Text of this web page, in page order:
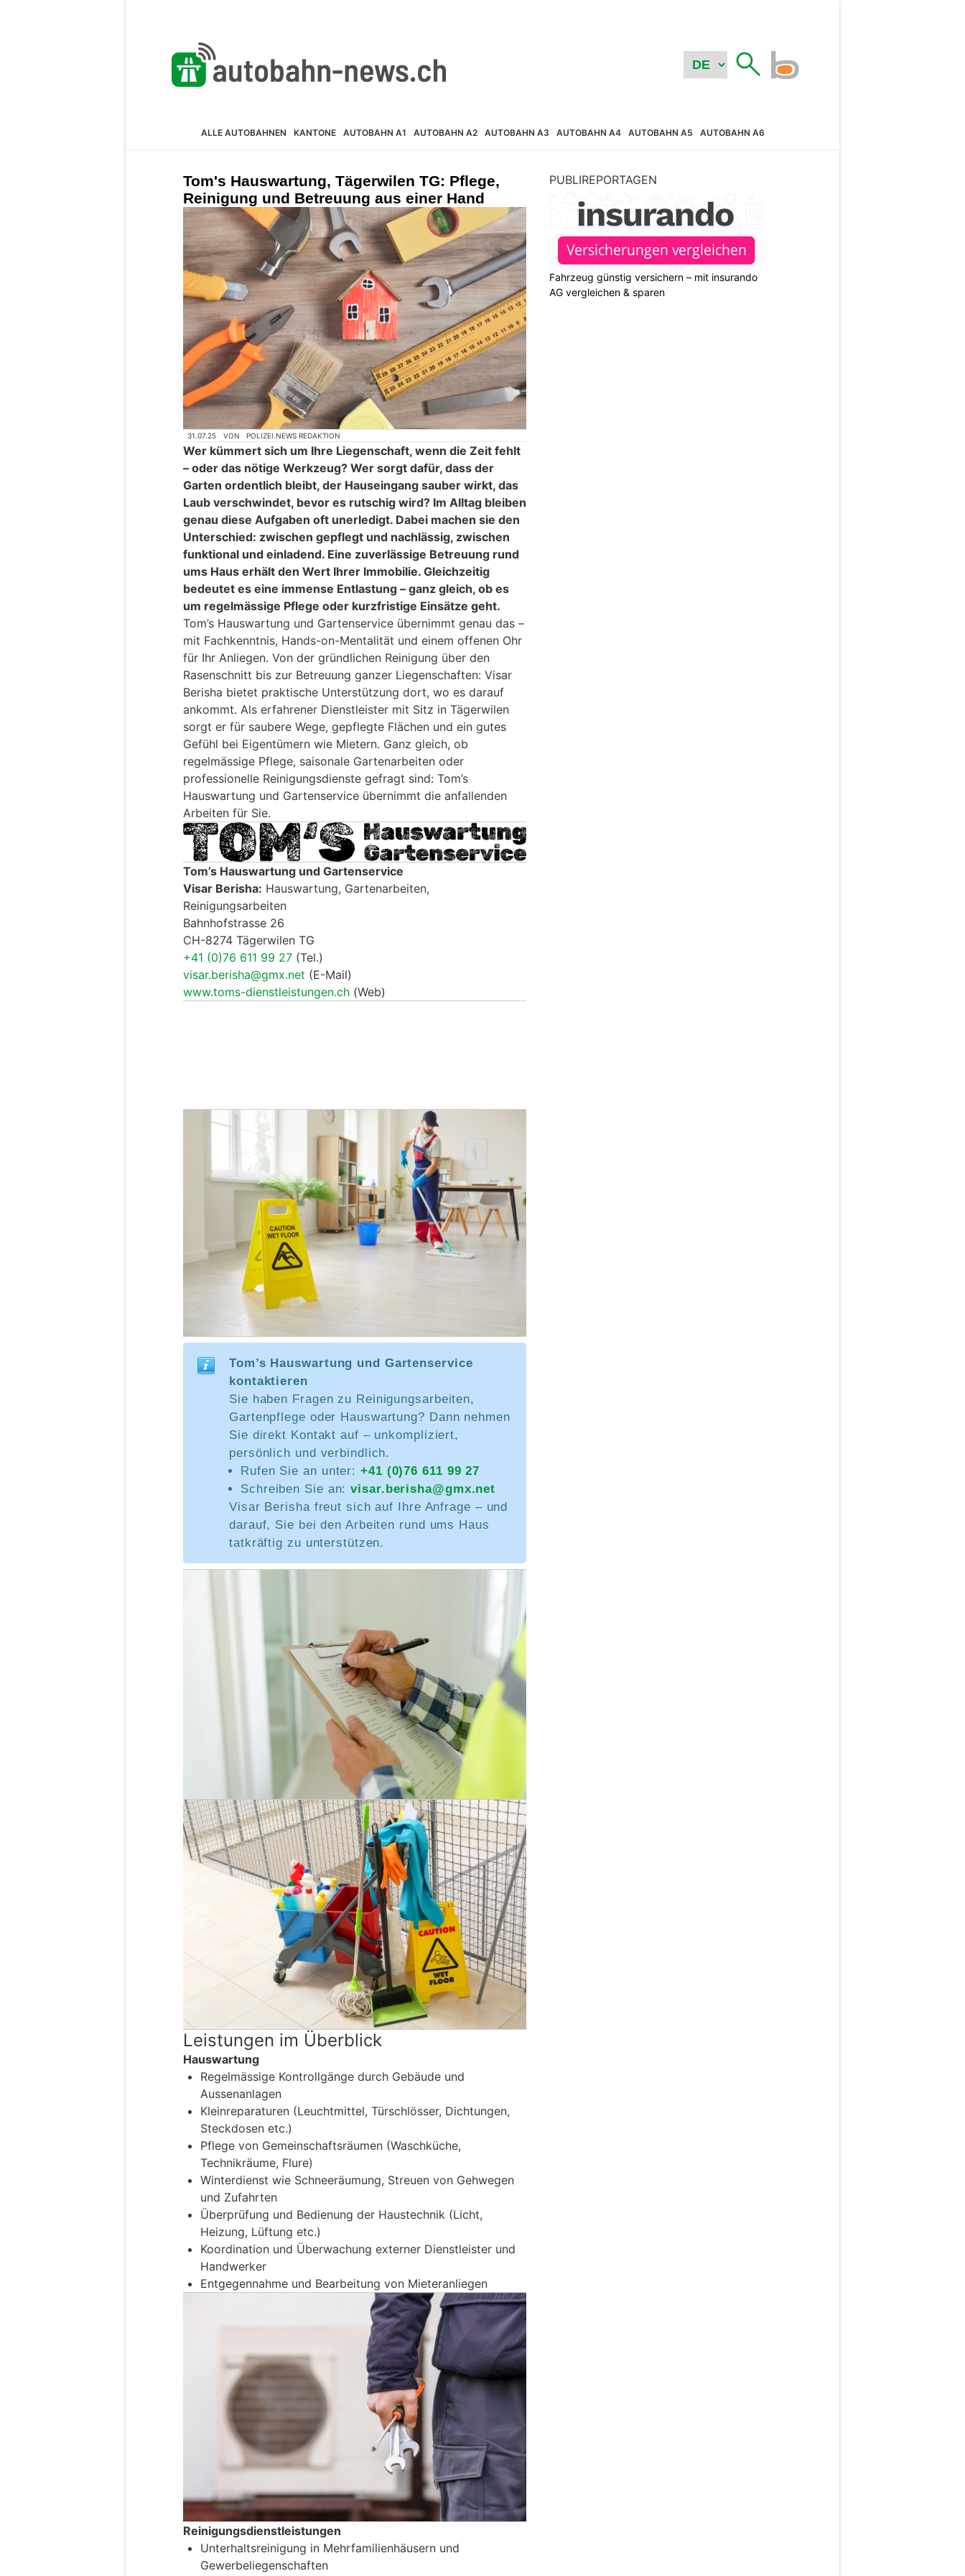
ALLE AUTOBAHNEN KANTONE AUTOBAHN A1 AUTOBAHN A2 AUTOBAHN A3 AUTOBAHN A4 AUTOBAHN A5 AUTOBAHN A6
Tom's Hauswartung, Tägerwilen TG: Pflege,
Reinigung und Betreuung aus einer Hand
31.07.25 VON POLIZEI.NEWS REDAKTION
Wer kümmert sich um Ihre Liegenschaft, wenn die Zeit fehlt
– oder das nötige Werkzeug? Wer sorgt dafür, dass der
Garten ordentlich bleibt, der Hauseingang sauber wirkt, das
Laub verschwindet, bevor es rutschig wird? Im Alltag bleiben
genau diese Aufgaben oft unerledigt. Dabei machen sie den
Unterschied: zwischen gepflegt und nachlässig, zwischen
funktional und einladend. Eine zuverlässige Betreuung rund
ums Haus erhält den Wert Ihrer Immobilie. Gleichzeitig
bedeutet es eine immense Entlastung – ganz gleich, ob es
um regelmässige Pflege oder kurzfristige Einsätze geht.
Tom’s Hauswartung und Gartenservice übernimmt genau das –
mit Fachkenntnis, Hands-on-Mentalität und einem offenen Ohr
für Ihr Anliegen. Von der gründlichen Reinigung über den
Rasenschnitt bis zur Betreuung ganzer Liegenschaften: Visar
Berisha bietet praktische Unterstützung dort, wo es darauf
ankommt. Als erfahrener Dienstleister mit Sitz in Tägerwilen
sorgt er für saubere Wege, gepflegte Flächen und ein gutes
Gefühl bei Eigentümern wie Mietern. Ganz gleich, ob
regelmässige Pflege, saisonale Gartenarbeiten oder
professionelle Reinigungsdienste gefragt sind: Tom’s
Hauswartung und Gartenservice übernimmt die anfallenden
Arbeiten für Sie.
Tom’s Hauswartung und Gartenservice
Visar Berisha: Hauswartung, Gartenarbeiten,
Reinigungsarbeiten
Bahnhofstrasse 26
CH-8274 Tägerwilen TG
+41 (0)76 611 99 27 (Tel.)
visar.berisha@gmx.net (E-Mail)
www.toms-dienstleistungen.ch (Web)
Tom’s Hauswartung und Gartenservice
kontaktieren
Sie haben Fragen zu Reinigungsarbeiten,
Gartenpflege oder Hauswartung? Dann nehmen
Sie direkt Kontakt auf – unkompliziert,
persönlich und verbindlich.
Rufen Sie an unter: +41 (0)76 611 99 27
Schreiben Sie an:visar.berisha@gmx.net
Visar Berisha freut sich auf Ihre Anfrage – und
darauf, Sie bei den Arbeiten rund ums Haus
tatkräftig zu unterstützen.
Leistungen im Überblick
Hauswartung
Regelmässige Kontrollgänge durch Gebäude und
Aussenanlagen
Kleinreparaturen (Leuchtmittel, Türschlösser, Dichtungen,
Steckdosen etc.)
Pflege von Gemeinschaftsräumen (Waschküche,
Technikräume, Flure)
Winterdienst wie Schneeräumung, Streuen von Gehwegen
und Zufahrten
Überprüfung und Bedienung der Haustechnik (Licht,
Heizung, Lüftung etc.)
Koordination und Überwachung externer Dienstleister und
Handwerker
Entgegennahme und Bearbeitung von Mieteranliegen
Reinigungsdienstleistungen
Unterhaltsreinigung in Mehrfamilienhäusern und
Gewerbeliegenschaften
PUBLIREPORTAGEN
Fahrzeug günstig versichern – mit insurando
AG vergleichen & sparen